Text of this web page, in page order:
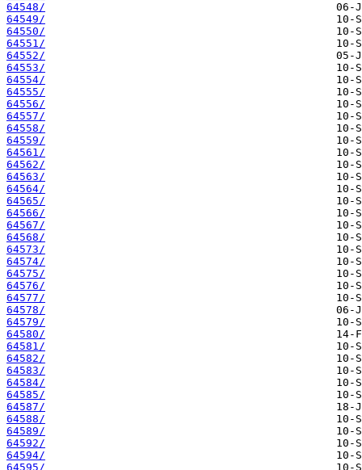
64548/
64549/
64550/
64551/
64552/
64553/
64554/
64555/
64556/
64557/
64558/
64559/
64561/
64562/
64563/
64564/
64565/
64566/
64567/
64568/
64573/
64574/
64575/
64576/
64577/
64578/
64579/
64580/
64581/
64582/
64583/
64584/
64585/
64587/
64588/
64589/
64592/
64594/
64595/